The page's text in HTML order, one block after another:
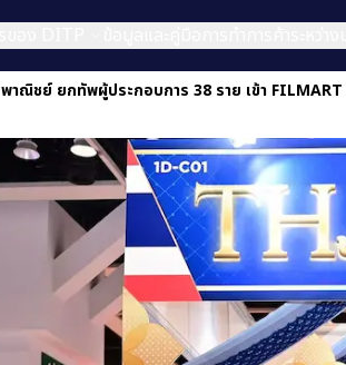
พาณิชย์ ยกทัพผู้ประกอบการ 38 ราย เข้า